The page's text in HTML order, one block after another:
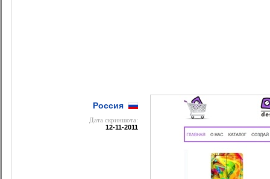
Россия
Дата cкриншота:
12-11-2011